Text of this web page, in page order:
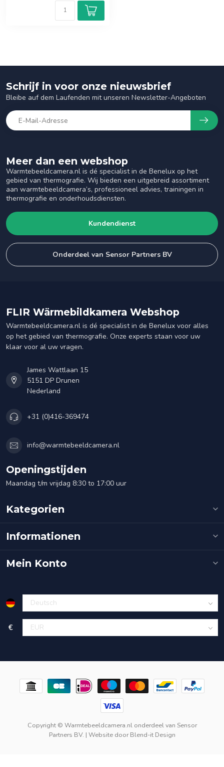
Meer dan een webshop
Warmtebeeldcamera.nl is dé specialist in de Benelux op het
gebied van thermografie. Wij bieden een uitgebreid assortiment
aan warmtebeeldcamera’s, professioneel advies, trainingen in
thermografie en onderhoudsdiensten.
Kundendienst
Onderdeel van Sensor Partners BV
Schrijf in voor onze nieuwsbrief
Bleibe auf dem Laufenden mit unseren Newsletter-Angeboten
FLIR Wärmebildkamera Webshop
Warmtebeeldcamera.nl is dé specialist in de Benelux voor alles
op het gebied van thermografie. Onze experts staan voor uw
klaar voor al uw vragen.
James Wattlaan 15
5151 DP Drunen
Nederland
+31 (0)416-369474
info@warmtebeeldcamera.nl
Openingstijden
Maandag t/m vrijdag 8:30 to 17:00 uur
Kategorien
Informationen
Mein Konto
€
Copyright © Warmtebeeldcamera.nl onderdeel van Sensor
Partners BV. | Website doorBlend-it Design